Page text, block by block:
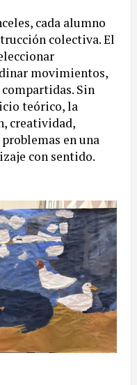
cada alumno
colectiva. El
movimientos,
Sin
teórico, la
creatividad,
en una
con sentido.